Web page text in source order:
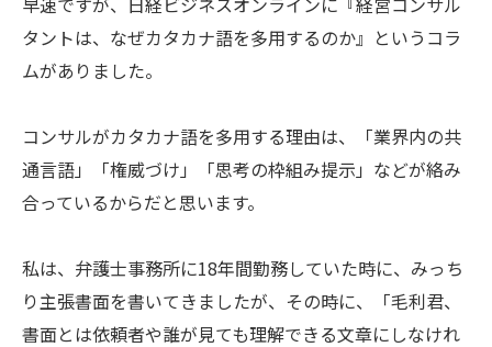
タントは、なぜカタカナ語を多用するのか』というコラ
ムがありました。
コンサルがカタカナ語を多用する理由は、「業界内の共
通言語」「権威づけ」「思考の枠組み提示」などが絡み
合っているからだと思います。
私は、弁護士事務所に18年間勤務していた時に、みっち
り主張書面を書いてきましたが、その時に、「毛利君、
書面とは依頼者や誰が見ても理解できる文章にしなけれ